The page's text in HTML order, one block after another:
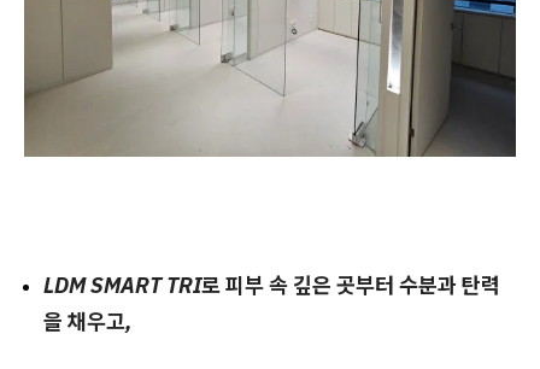
LDM SMART TRI로 피부 속 깊은 곳부터 수분과 탄력
을 채우고,